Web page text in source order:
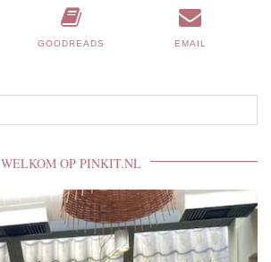
GOODREADS EMAIL
WELKOM OP PINKIT.NL